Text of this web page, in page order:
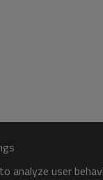
analyze user